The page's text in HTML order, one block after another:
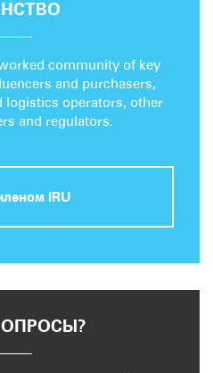
community of key
and purchasers,
logistics operators, other
and regulators.
IRU